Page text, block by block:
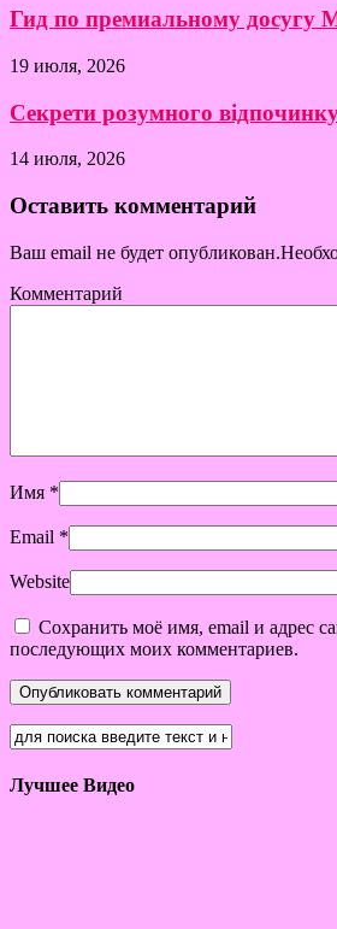
Гид по премиальному досугу
19 июля, 2026
Секрети розумного
14 июля, 2026
Оставить комментарий
Ваш email не будет
Комментарий
Имя *
Email *
Website
Сохранить моё имя, email и адрес
последующих моих комментариев.
Лучшее Видео